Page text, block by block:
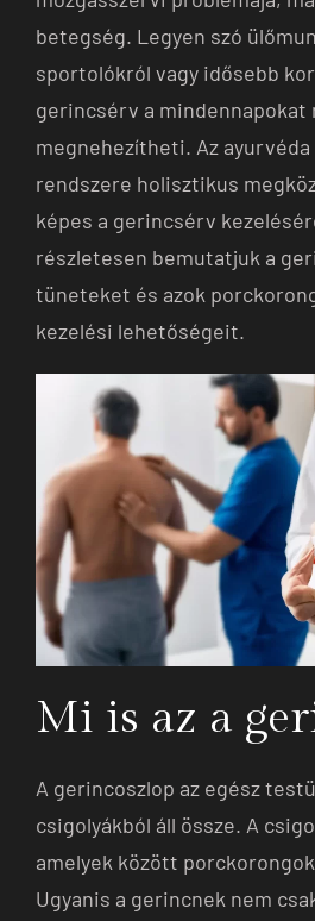
betegség. Legyen szó
sportolókról vagy idősebb
gerincsérv a mindennapokat
megnehezítheti. Az
rendszere holisztikus
képes a gerincsérv
részletesen bemutatjuk a
tüneteket és azok
kezelési lehetőségeit.
Mi is az a
A gerincoszlop az egész
csigolyákból áll össze. A
amelyek között
Ugyanis a gerincnek nem